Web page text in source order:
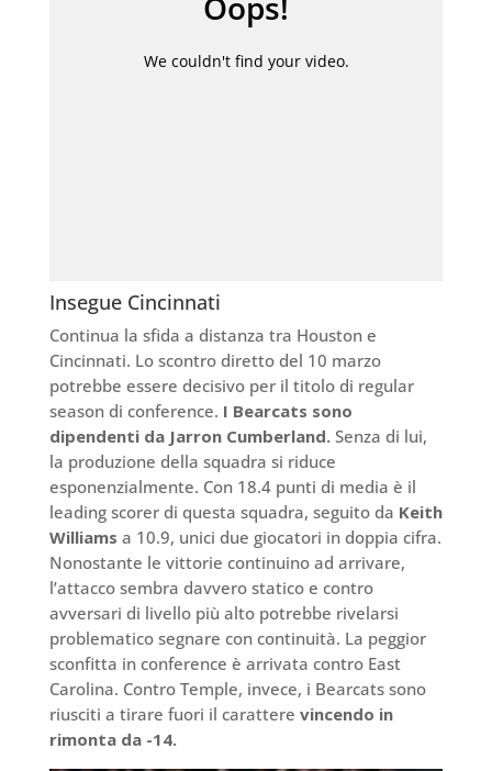
Insegue Cincinnati
Continua la sfida a distanza tra Houston e
Cincinnati. Lo scontro diretto del 10 marzo
potrebbe essere decisivo per il titolo di regular
season di conference. I Bearcats sono
dipendenti da Jarron Cumberland.Senza di lui,
la produzione della squadra si riduce
esponenzialmente. Con 18.4 punti di media è il
leading scorer di questa squadra, seguito da Keith
Williams a 10.9, unici due giocatori in doppia cifra.
Nonostante le vittorie continuino ad arrivare,
l’attacco sembra davvero statico e contro
avversari di livello più alto potrebbe rivelarsi
problematico segnare con continuità. La peggior
sconfitta in conference è arrivata contro East
Carolina. Contro Temple, invece, i Bearcats sono
riusciti a tirare fuori il carattere vincendo in
rimonta da -14.